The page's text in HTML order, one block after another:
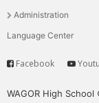
單Administration
Language Center
Service
Facebook
WAGOR High